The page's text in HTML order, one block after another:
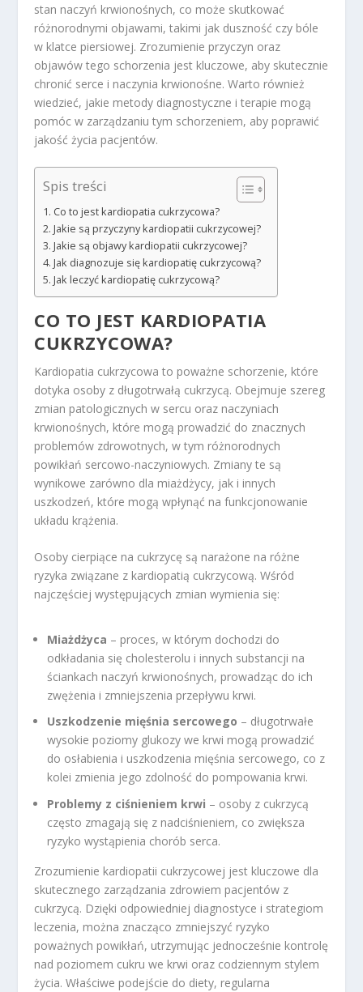
stan naczyń krwionośnych, co może skutkować
różnorodnymi objawami, takimi jak duszność czy bóle
w klatce piersiowej. Zrozumienie przyczyn oraz
objawów tego schorzenia jest kluczowe, aby skutecznie
chronić serce i naczynia krwionośne. Warto również
wiedzieć, jakie metody diagnostyczne i terapie mogą
pomóc w zarządzaniu tym schorzeniem, aby poprawić
jakość życia pacjentów.
Spis treści
Co to jest kardiopatia cukrzycowa?
Jakie są przyczyny kardiopatii cukrzycowej?
Jakie są objawy kardiopatii cukrzycowej?
Jak diagnozuje się kardiopatię cukrzycową?
Jak leczyć kardiopatię cukrzycową?
CO TO JEST KARDIOPATIA
CUKRZYCOWA?
Kardiopatia cukrzycowa to poważne schorzenie, które
dotyka osoby z długotrwałą cukrzycą. Obejmuje szereg
zmian patologicznych w sercu oraz naczyniach
krwionośnych, które mogą prowadzić do znacznych
problemów zdrowotnych, w tym różnorodnych
powikłań sercowo-naczyniowych. Zmiany te są
wynikowe zarówno dla miażdżycy, jak i innych
uszkodzeń, które mogą wpłynąć na funkcjonowanie
układu krążenia.
Osoby cierpiące na cukrzycę są narażone na różne
ryzyka związane z kardiopatią cukrzycową. Wśród
najczęściej występujących zmian wymienia się:
Miażdżyca – proces, w którym dochodzi do
odkładania się cholesterolu i innych substancji na
ściankach naczyń krwionośnych, prowadząc do ich
zwężenia i zmniejszenia przepływu krwi.
Uszkodzenie mięśnia sercowego – długotrwałe
wysokie poziomy glukozy we krwi mogą prowadzić
do osłabienia i uszkodzenia mięśnia sercowego, co z
kolei zmienia jego zdolność do pompowania krwi.
Problemy z ciśnieniem krwi – osoby z cukrzycą
często zmagają się z nadciśnieniem, co zwiększa
ryzyko wystąpienia chorób serca.
Zrozumienie kardiopatii cukrzycowej jest kluczowe dla
skutecznego zarządzania zdrowiem pacjentów z
cukrzycą. Dzięki odpowiedniej diagnostyce i strategiom
leczenia, można znacząco zmniejszyć ryzyko
poważnych powikłań, utrzymując jednocześnie kontrolę
nad poziomem cukru we krwi oraz codziennym stylem
życia. Właściwe podejście do diety, regularna